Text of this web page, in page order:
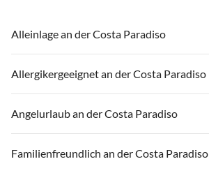
Alleinlage an der Costa Paradiso
Allergikergeeignet an der Costa Paradiso
Angelurlaub an der Costa Paradiso
Familienfreundlich an der Costa Paradiso